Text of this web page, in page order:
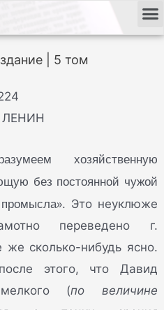
| 5 том
ЛЕНИН
хозяйственную
без постоянной чужой
. Это неуклюже
переведено г.
сколько-нибудь ясно.
этого, что Давид
(по величине